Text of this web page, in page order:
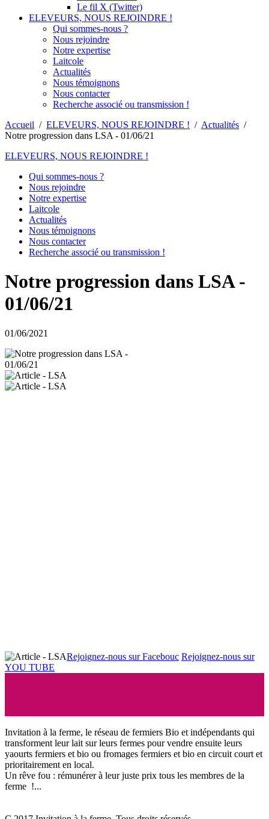
Le fil X (Twitter)
ELEVEURS, NOUS REJOINDRE !
Qui sommes-nous ?
Nous rejoindre
Notre expertise
Laitcole
Actualités
Nous témoignons
Nous contacter
Recherche associé ou transmission !
Accueil / ELEVEURS, NOUS REJOINDRE ! / Actualités /
Notre progression dans LSA - 01/06/21
ELEVEURS, NOUS REJOINDRE !
Qui sommes-nous ?
Nous rejoindre
Notre expertise
Laitcole
Actualités
Nous témoignons
Nous contacter
Recherche associé ou transmission !
Notre progression dans LSA -
01/06/21
01/06/2021
Rejoignez-nous sur Facebouc Rejoignez-nous sur
YOU TUBE
Invitation à la ferme, le réseau de fermiers Bio et indépendants qui
transforment leur lait sur leurs fermes pour vendre ensuite leurs
yaourts fermiers et bio ou fromages fermiers et bio en circuit court et
prioritairement en local.
Un rêve fou : rémunérer à leur juste prix tous les membres de la
ferme !...